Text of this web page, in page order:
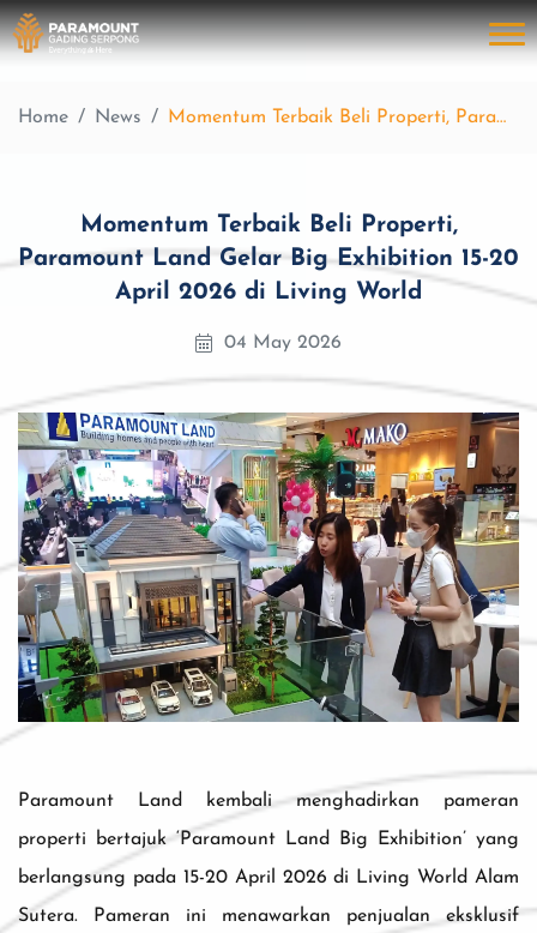
Home News Momentum Terbaik Beli Properti, Paramount Land Gelar Big Exhibition 15-20 April 2026 di Living World
Momentum Terbaik Beli Properti,
Paramount Land Gelar Big Exhibition 15-20
April 2026 di Living World
04 May 2026
Paramount Land kembali menghadirkan pameran
properti bertajuk ‘Paramount Land Big Exhibition’ yang
berlangsung pada 15-20 April 2026 di Living World Alam
Sutera. Pameran ini menawarkan penjualan eksklusif